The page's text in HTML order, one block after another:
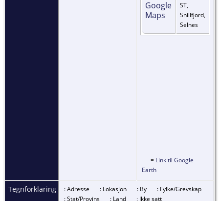
ST,
Snillfjord,
Selnes
= Link til Google
Earth
Tegnforklaring : Adresse : Lokasjon : By
: Fylke/Grevskap
: Stat/Provins
: Land : Ikke satt